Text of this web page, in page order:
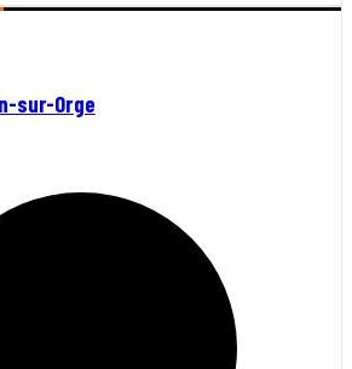
sur-Orge